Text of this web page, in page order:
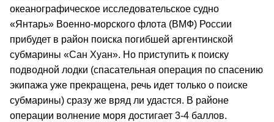
океанографическое исследовательское судно
«Янтарь» Военно-морского флота (ВМФ) России
прибудет в район поиска погибшей аргентинской
субмарины «Сан Хуан». Но приступить к поиску
подводной лодки (спасательная операция по спасению
экипажа уже прекращена, речь идет только о поиске
субмарины) сразу же вряд ли удастся. В районе
операции волнение моря достигает 3-4 баллов.